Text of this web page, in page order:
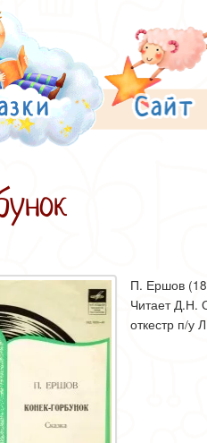
П. Ершов
Читает Д.Н.
откестр п/у